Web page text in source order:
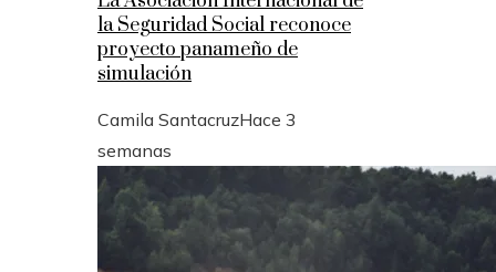
la Seguridad Social reconoce
proyecto panameño de
simulación
Camila SantacruzHace 3
semanas